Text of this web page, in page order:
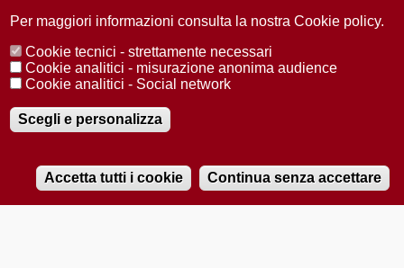
Audio
Redazione Copyright Privacy
Area stampa
© 2025 Università di Padova
Registrazione presso il Tribunale di Padova n. 2097/2012 del 18 giugno
2012
Per maggiori informazioni consulta la nostra Cookie policy.
Cookie tecnici - strettamente necessari
Cookie analitici - misurazione anonima audience
Cookie analitici - Social network
Scegli e personalizza
Accetta tutti i cookie Continua senza accettare